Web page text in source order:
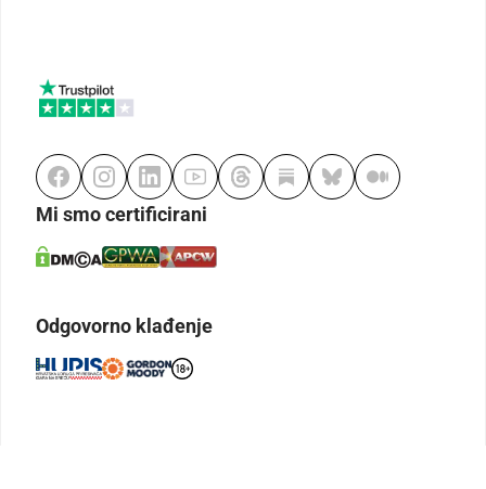
Mi smo certificirani
Odgovorno klađenje